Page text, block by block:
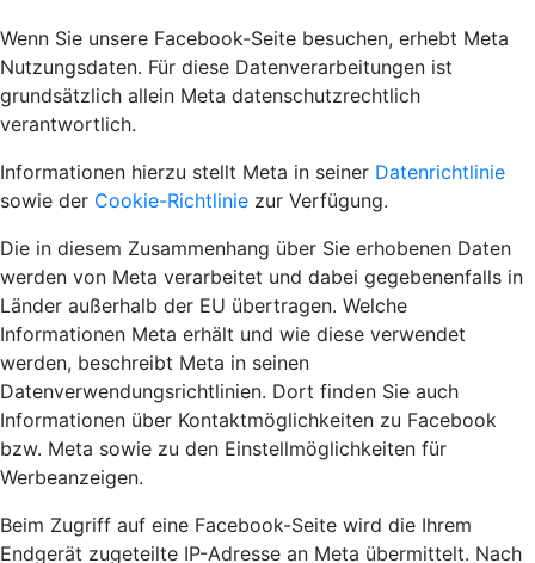
Wenn Sie unsere Facebook-Seite besuchen, erhebt Meta
Nutzungsdaten. Für diese Datenverarbeitungen ist
grundsätzlich allein Meta datenschutzrechtlich
verantwortlich.
Informationen hierzu stellt Meta in seiner Datenrichtlinie
sowie der Cookie-Richtlinie zur Verfügung.
Die in diesem Zusammenhang über Sie erhobenen Daten
werden von Meta verarbeitet und dabei gegebenenfalls in
Länder außerhalb der EU übertragen. Welche
Informationen Meta erhält und wie diese verwendet
werden, beschreibt Meta in seinen
Datenverwendungsrichtlinien. Dort finden Sie auch
Informationen über Kontaktmöglichkeiten zu Facebook
bzw. Meta sowie zu den Einstellmöglichkeiten für
Werbeanzeigen.
Beim Zugriff auf eine Facebook-Seite wird die Ihrem
Endgerät zugeteilte IP-Adresse an Meta übermittelt. Nach